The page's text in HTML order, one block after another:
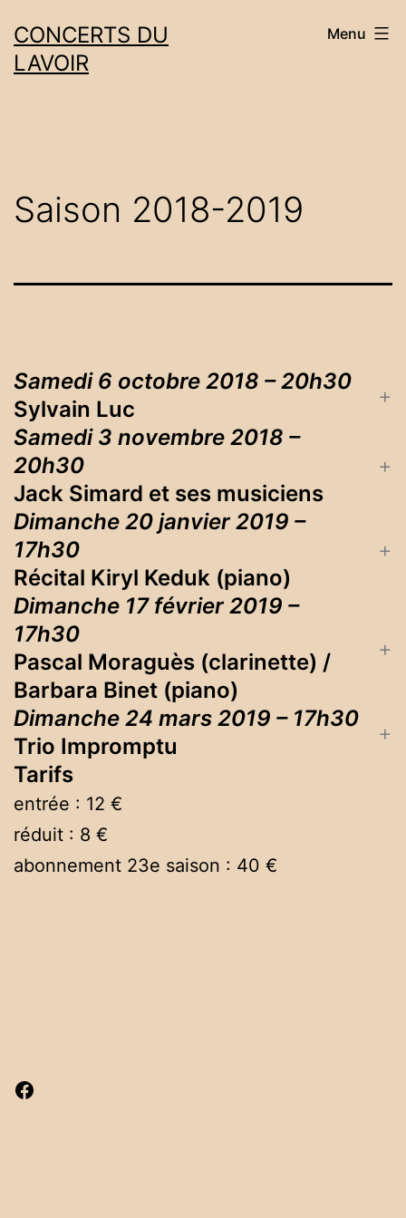
au
contenu
CONCERTS DU
LAVOIR
Menu
Saison 2018-2019
Samedi 6 octobre 2018 – 20h30
Sylvain Luc
Samedi 3 novembre 2018 –
20h30
Jack Simard et ses musiciens
Dimanche 20 janvier 2019 –
17h30
Récital Kiryl Keduk (piano)
Dimanche 17 février 2019 –
17h30
Pascal Moraguès (clarinette) /
Barbara Binet (piano)
Dimanche 24 mars 2019 – 17h30
Trio Impromptu
Tarifs
entrée : 12 €
réduit : 8 €
abonnement 23e saison : 40 €
Facebook